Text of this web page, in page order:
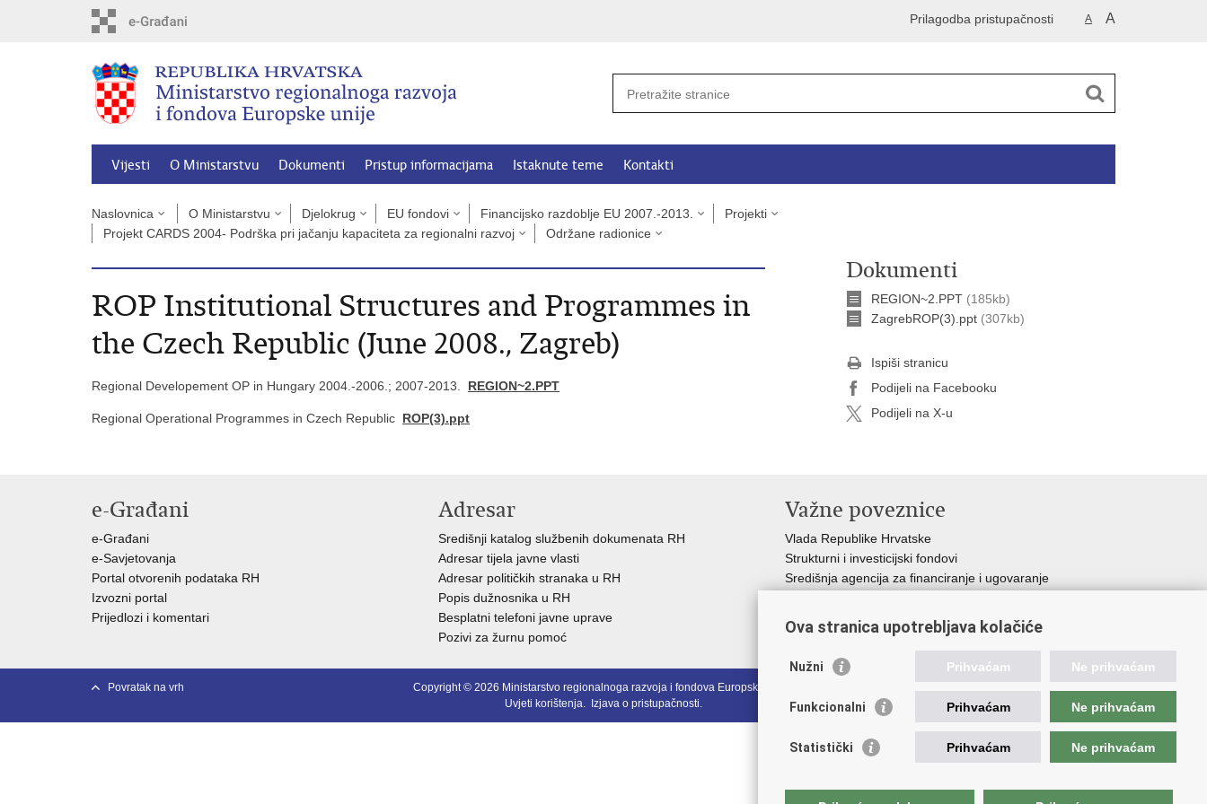
A A
Prilagodba pristupačnosti
Vijesti O Ministarstvu Dokumenti Pristup informacijama Istaknute teme Kontakti
Naslovnica O Ministarstvu Djelokrug EU fondovi Financijsko razdoblje EU 2007.-2013.
Projekti
Projekt CARDS 2004- Podrška pri jačanju kapaciteta za regionalni razvoj
Održane radionice
ROP Institutional Structures and Programmes in
the Czech Republic (June 2008., Zagreb)
Regional Developement OP in Hungary 2004.-2006.; 2007-2013. REGION~2.PPT
Regional Operational Programmes in Czech Republic ROP(3).ppt
Dokumenti
REGION~2.PPT (185kb)
ZagrebROP(3).ppt (307kb)
Ispiši stranicu
Podijeli na Facebooku
Podijeli na X-u
e-Građani
e-Građani
e-Savjetovanja
Portal otvorenih podataka RH
Izvozni portal
Prijedlozi i komentari
Adresar
Središnji katalog službenih dokumenata RH
Adresar tijela javne vlasti
Adresar političkih stranaka u RH
Popis dužnosnika u RH
Besplatni telefoni javne uprave
Pozivi za žurnu pomoć
Važne poveznice
Vlada Republike Hrvatske
Strukturni i investicijski fondovi
Središnja agencija za financiranje i ugovaranje
Europska komisija
Europski parlament
Povratak na vrh
Copyright © 2026 Ministarstvo regionalnoga razvoja i fondova Europske unije.
Uvjeti korištenja. Izjava o pristupačnosti.
Ova stranica upotrebljava kolačiće
Nužni Prihvaćam Ne prihvaćam
Funkcionalni Prihvaćam Ne prihvaćam
Statistički Prihvaćam Ne prihvaćam